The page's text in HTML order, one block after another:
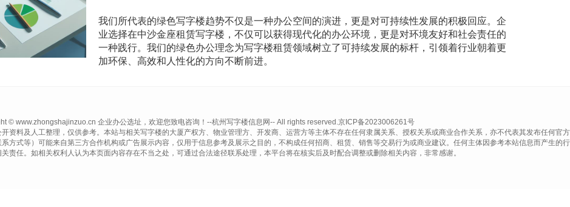
我们所代表的绿色写字楼趋势不仅是一种办公空间的演进，更是对可持续性发展的积极回应。企
业选择在中沙金座租赁写字楼，不仅可以获得现代化的办公环境，更是对环境友好和社会责任的
一种践行。我们的绿色办公理念为写字楼租赁领域树立了可持续发展的标杆，引领着行业朝着更
加环保、高效和人性化的方向不断前进。
© www.zhongshajinzuo.cn 企业办公选址，欢迎您致电咨询！--杭州写字楼信息网-- All rights reserved.京ICP备2023006261号
资料及人工整理，仅供参考。本站与相关写字楼的大厦产权方、物业管理方、开发商、运营方等主体不存在任何隶属关系、授权关系或商业合作关系，亦不代表其发布任何官方
方式等）可能来自第三方合作机构或广告展示内容，仅用于信息参考及展示之目的，不构成任何招商、租赁、销售等交易行为或商业建议。任何主体因参考本站信息而产生的行
责任。如相关权利人认为本页面内容存在不当之处，可通过合法途径联系处理，本平台将在核实后及时配合调整或删除相关内容，非常感谢。